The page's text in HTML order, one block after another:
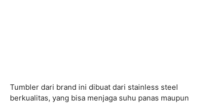
Tumbler dari brand ini dibuat dari stainless steel
berkualitas, yang bisa menjaga suhu panas maupun